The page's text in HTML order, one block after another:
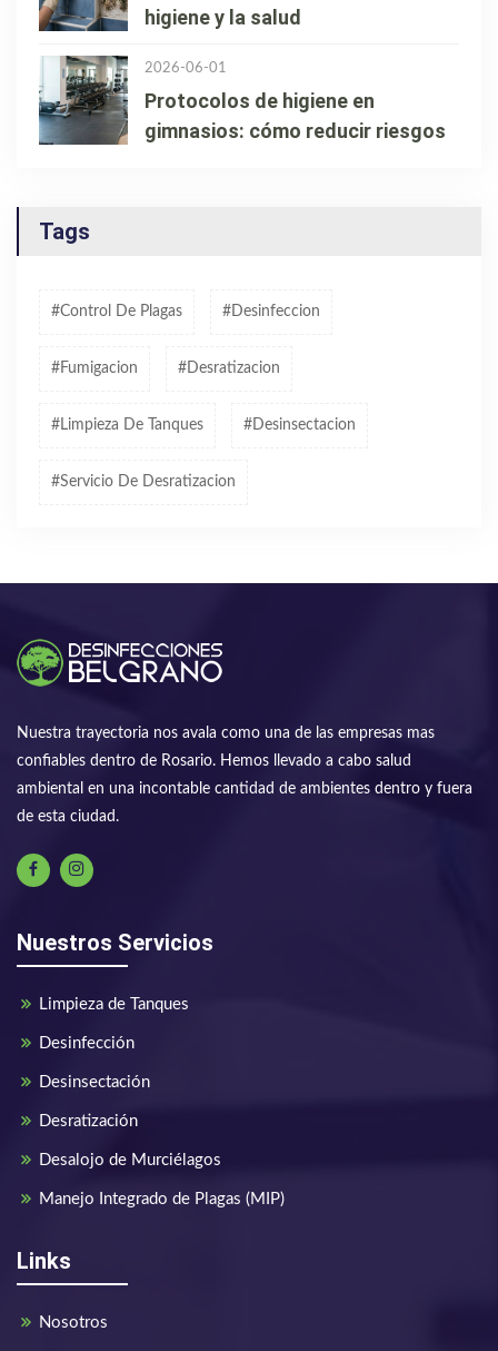
higiene y la salud
2026-06-01
Protocolos de higiene en
gimnasios: cómo reducir riesgos
Tags
#control De Plagas #desinfeccion
#fumigacion #desratizacion
#limpieza De Tanques #desinsectacion
#servicio De Desratizacion
Nuestra trayectoria nos avala como una de las empresas mas
confiables dentro de Rosario. Hemos llevado a cabo salud
ambiental en una incontable cantidad de ambientes dentro y fuera
de esta ciudad.
Nuestros Servicios
Limpieza de Tanques
Desinfección
Desinsectación
Desratización
Desalojo de Murciélagos
Manejo Integrado de Plagas (MIP)
Links
Nosotros